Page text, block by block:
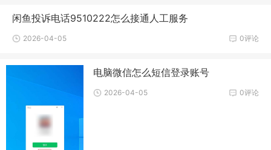
闲鱼投诉电话9510222怎么接通人工服务
0评论
2026-04-05
电脑微信怎么短信登录账号
0评论
2026-04-05